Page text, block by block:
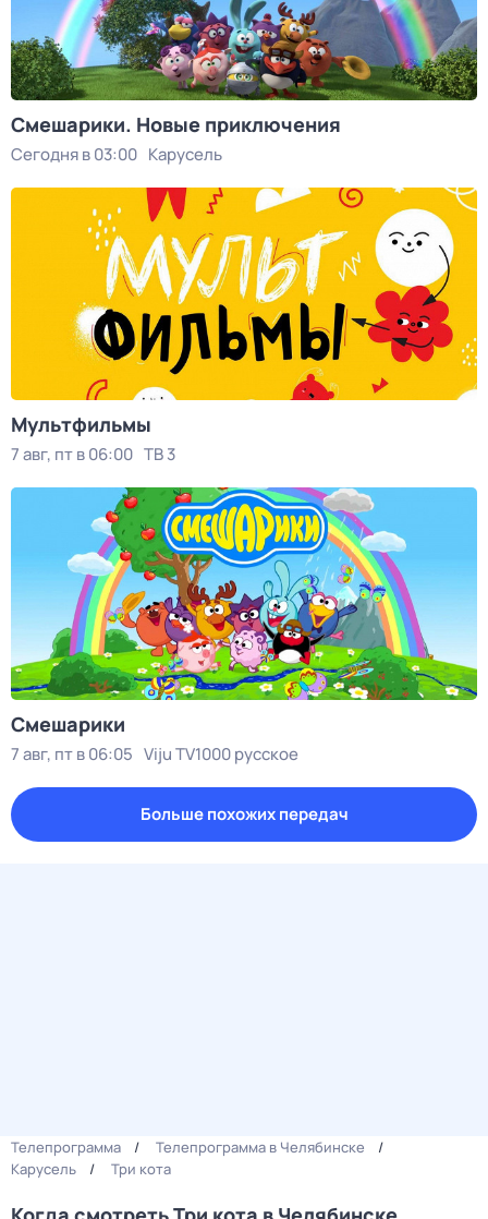
Смешарики. Новые приключения
Сегодня в 03:00 Карусель
Мультфильмы
7 авг, пт в 06:00 ТВ 3
Смешарики
7 авг, пт в 06:05 Viju TV1000 русское
Больше похожих передач
Телепрограмма
Телепрограмма в Челябинске
Карусель
Три кота